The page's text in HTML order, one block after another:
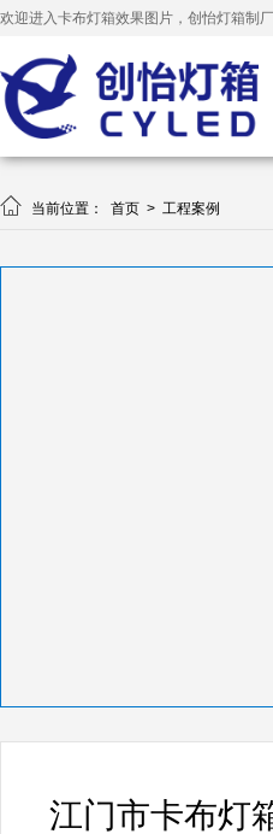
欢迎进入卡布灯箱效果图片，创怡灯箱制
 当前位置： 首页 > 工程案例
江门市卡布灯